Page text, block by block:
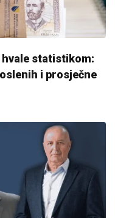
hvale statistikom:
i prosječne